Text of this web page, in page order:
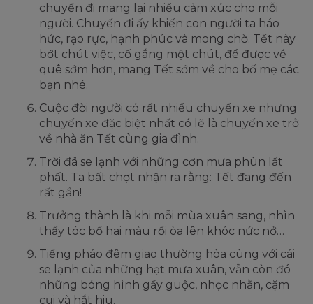
chuyến đi mang lại nhiều cảm xúc cho mỗi
người. Chuyến đi ấy khiến con người ta háo
hức, rạo rực, hạnh phúc và mong chờ. Tết này
bớt chút việc, cố gắng một chút, để được về
quê sớm hơn, mang Tết sớm về cho bố mẹ các
bạn nhé.
Cuộc đời người có rất nhiều chuyến xe nhưng
chuyến xe đặc biệt nhất có lẽ là chuyến xe trở
về nhà ăn Tết cùng gia đình.
Trời đã se lạnh với những cơn mưa phùn lất
phất. Ta bất chợt nhận ra rằng: Tết đang đến
rất gần!
Trưởng thành là khi mỗi mùa xuân sang, nhìn
thấy tóc bố hai màu rồi òa lên khóc nức nở…
Tiếng pháo đêm giao thường hòa cùng với cái
se lạnh của những hạt mưa xuân, vẫn còn đó
những bóng hình gầy guộc, nhọc nhằn, cặm
cụi và hắt hiu.